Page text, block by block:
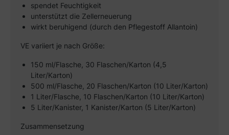
spendet Feuchtigkeit
unterstützt die Zellerneuerung
wirkt beruhigend (durch den Pflegestoff Allantoin)
VE variiert je nach Größe:
150 ml/Flasche, 30 Flaschen/Karton (4,5
Liter/Karton)
500 ml/Flasche, 20 Flaschen/Karton (10 Liter/Karton)
1 Liter/Flasche, 10 Flaschen/Karton (10 Liter/Karton)
5 Liter/Kanister, 1 Kanister/Karton (5 Liter/Karton)
Zusammensetzung